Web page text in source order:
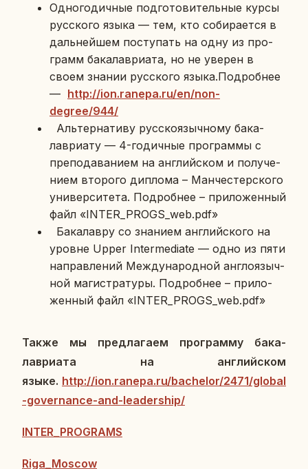
Од­но­го­дич­ные под­го­то­ви­тель­ные курсы
рус­ско­го языка — тем, кто со­би­ра­ет­ся в
даль­ней­шем по­сту­пать на одну из про­
грамм ба­ка­лаври­а­та, но не уверен в
своем знании рус­ско­го языка.По­дроб­нее
— http://ion.ranepa.ru/en/non-
degree/944/
Аль­тер­на­ти­ву рус­ско­языч­но­му ба­ка­
лаври­а­ту — 4-го­дич­ные про­грам­мы с
пре­по­да­ва­ни­ем на ан­глий­ском и по­лу­че­
ни­ем вто­ро­го ди­пло­ма – Ман­че­стер­ско­го
уни­вер­си­те­та. По­дроб­нее – при­ло­жен­ный
файл «INTER_PROGS_web.pdf»
Ба­ка­лав­ру со зна­ни­ем ан­глий­ско­го на
уровне Upper Intermediate — одно из пяти
на­прав­ле­ний Меж­ду­на­род­ной ан­гло­языч­
ной ма­ги­стра­ту­ры. По­дроб­нее – при­ло­
жен­ный файл «INTER_PROGS_web.pdf»
Также мы пред­ла­га­ем про­грам­му ба­ка­
лаври­а­та на ан­глий­ском
языке. http://ion.ranepa.ru/bachelor/2471/global
-governance-and-leadership/
INTER_PROGRAMS
Riga_Moscow